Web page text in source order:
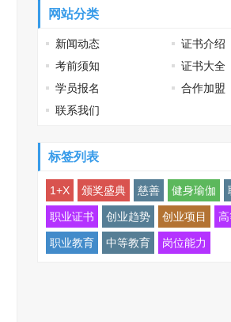
网站分类
新闻动态
证书介绍
考前须知
证书大全
学员报名
合作加盟
联系我们
标签列表
1+X 颁奖盛典 慈善 健身瑜伽
职业证书 创业趋势 创业项目
职业教育 中等教育 岗位能力